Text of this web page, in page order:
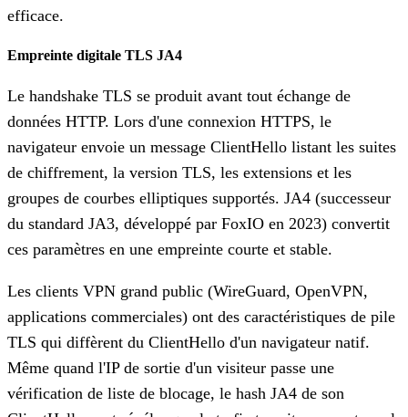
efficace.
Empreinte digitale TLS JA4
Le handshake TLS se produit avant tout échange de
données HTTP. Lors d'une connexion HTTPS, le
navigateur envoie un message ClientHello listant les suites
de chiffrement, la version TLS, les extensions et les
groupes de courbes elliptiques supportés. JA4 (successeur
du standard JA3, développé par FoxIO en 2023) convertit
ces paramètres en une empreinte courte et stable.
Les clients VPN grand public (WireGuard, OpenVPN,
applications commerciales) ont des caractéristiques de pile
TLS qui diffèrent du ClientHello d'un navigateur natif.
Même quand l'IP de sortie d'un visiteur passe une
vérification de liste de blocage, le hash JA4 de son